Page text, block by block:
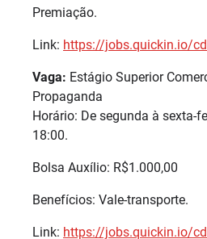
Premiação.
Link: https://jobs.quickin.io/
Vaga: Estágio Superior
Propaganda
Horário: De segunda à sexta-
18:00.
Bolsa Auxílio: R$1.000,00
Benefícios: Vale-transporte.
Link: https://jobs.quickin.io/